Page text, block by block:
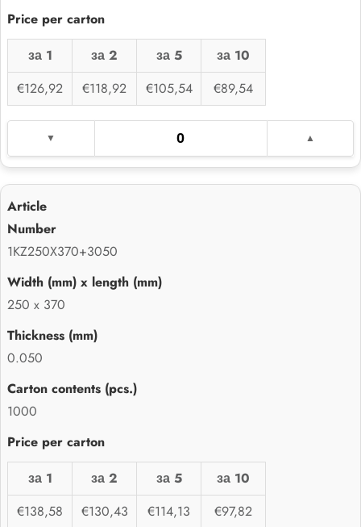
за 1 за 2 за 5
за 10
€126,92
€118,92 €105,54 €89,54
1KZ250X370+3050
250 x 370
0.050
1000
за 1 за 2 за 5
за 10
€138,58
€130,43 €114,13 €97,82